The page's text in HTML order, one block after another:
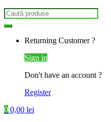
Search
for:
Returning Customer ?
Sign in
Don't have an account ?
Register
0 0,00 lei